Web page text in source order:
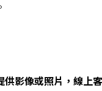
影像或照片，線上